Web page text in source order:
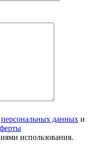
персональных данных и
использования.